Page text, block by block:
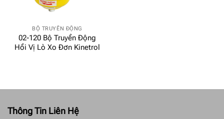
BỘ TRUYỀN ĐỘNG
02-120 Bộ Truyền Động
Hồi Vị Lò Xo Đơn Kinetrol
Thông Tin Liên Hệ